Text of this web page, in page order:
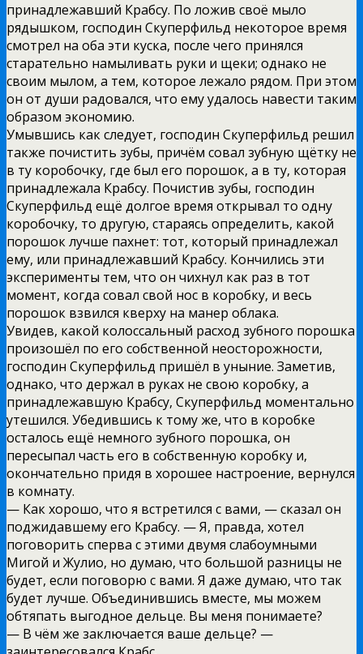
принадлежавший Крабсу. По ложив своё мыло
рядышком, господин Скуперфильд некоторое время
смотрел на оба эти куска, после чего принялся
старательно намыливать руки и щеки; однако не
своим мылом, а тем, которое лежало рядом. При этом
он от души радовался, что ему удалось навести таким
образом экономию.
Умывшись как следует, господин Скуперфильд решил
также почистить зубы, причём совал зубную щётку не
в ту коробочку, где был его порошок, а в ту, которая
принадлежала Крабсу. Почистив зубы, господин
Скуперфильд ещё долгое время открывал то одну
коробочку, то другую, стараясь определить, какой
порошок лучше пахнет: тот, который принадлежал
ему, или принадлежавший Крабсу. Кончились эти
эксперименты тем, что он чихнул как раз в тот
момент, когда совал свой нос в коробку, и весь
порошок взвился кверху на манер облака.
Увидев, какой колоссальный расход зубного порошка
произошёл по его собственной неосторожности,
господин Скуперфильд пришёл в уныние. Заметив,
однако, что держал в руках не свою коробку, а
принадлежавшую Крабсу, Скуперфильд моментально
утешился. Убедившись к тому же, что в коробке
осталось ещё немного зубного порошка, он
пересыпал часть его в собственную коробку и,
окончательно придя в хорошее настроение, вернулся
в комнату.
— Как хорошо, что я встретился с вами, — сказал он
поджидавшему его Крабсу. — Я, правда, хотел
поговорить сперва с этими двумя слабоумными
Мигой и Жулио, но думаю, что большой разницы не
будет, если поговорю с вами. Я даже думаю, что так
будет лучше. Объединившись вместе, мы можем
обтяпать выгодное дельце. Вы меня понимаете?
— В чём же заключается ваше дельце? —